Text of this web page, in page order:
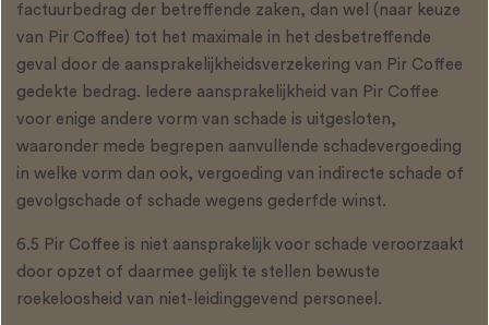
factuurbedrag der betreffende zaken, dan wel (naar keuze
van Pir Coffee) tot het maximale in het desbetreffende
geval door de aansprakelijkheidsverzekering van Pir Coffee
gedekte bedrag. Iedere aansprakelijkheid van Pir Coffee
voor enige andere vorm van schade is uitgesloten,
waaronder mede begrepen aanvullende schadevergoeding
in welke vorm dan ook, vergoeding van indirecte schade of
gevolgschade of schade wegens gederfde winst.
6.5 Pir Coffee is niet aansprakelijk voor schade veroorzaakt
door opzet of daarmee gelijk te stellen bewuste
roekeloosheid van niet-leidinggevend personeel.